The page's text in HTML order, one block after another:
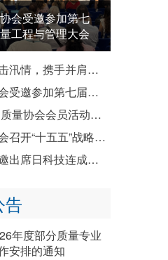
会受邀参加第七
工程与管理大会
众志成城抗击汛情，携手并肩共渡难关——致全国质协系统各成员单位防汛救灾倡议书
中国质量协会受邀参加第七届国际质量工程与管理大会
2026年中国质量协会会员活动暨企业质量文化建设推进交流活动成功举办
中国质量协会召开“十五五”战略规划宣贯会
中国质协受邀出席日科技连成立80周年纪念演讲会暨纪念祝贺会
告
年度部分质量专业
安排的通知